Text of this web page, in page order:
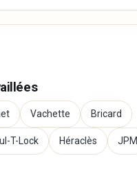
Vachette Bricard
T-Lock Héraclès JPM